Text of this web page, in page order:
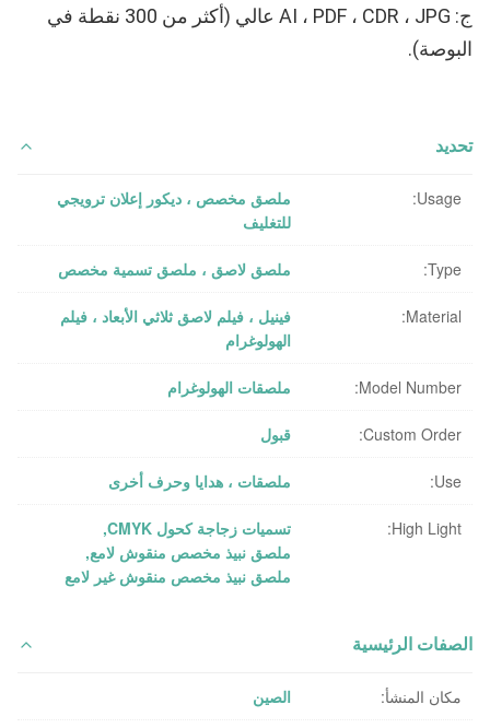
البوصة).
تحديد
Usage:
ملصق مخصص ، ديكور إعلان ترويجي
للتغليف
Type: ملصق لاصق ، ملصق تسمية مخصص
Material:
فينيل ، فيلم لاصق ثلاثي الأبعاد ، فيلم
الهولوغرام
Model Number: ملصقات الهولوغرام
Custom Order: قبول
Use: ملصقات ، هدايا وحرف أخرى
High Light: تسميات زجاجة كحول CMYK
,
ملصق نبيذ مخصص منقوش لامع,
ملصق نبيذ مخصص منقوش غير لامع
الصفات الرئيسية
مكان المنشأ: الصين